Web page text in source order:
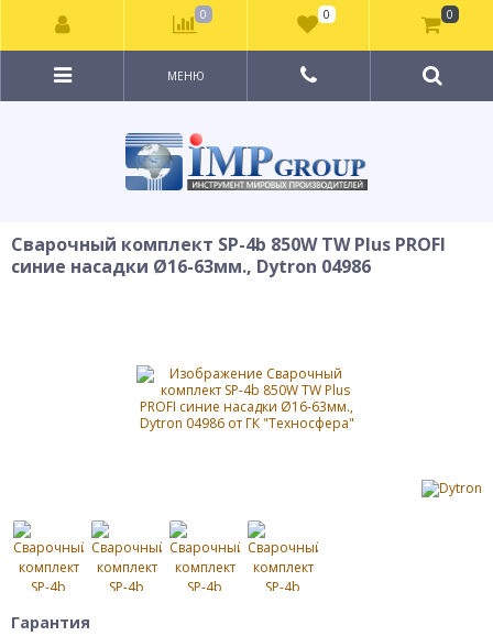
МЕНЮ
Сварочный комплект SP-4b 850W TW Plus PROFI
синие насадки Ø16-63мм., Dytron 04986
Гарантия
0 0 0